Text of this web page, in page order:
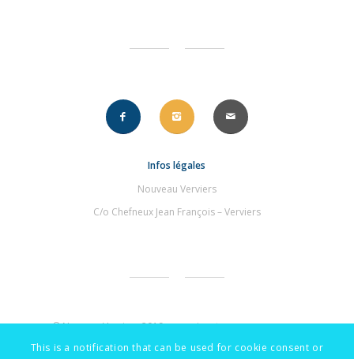
Infos légales
Nouveau Verviers
C/o Chefneux Jean François – Verviers
© NouveauVerviers 2019 – une signature.compourvous
This is a notification that can be used for cookie consent or